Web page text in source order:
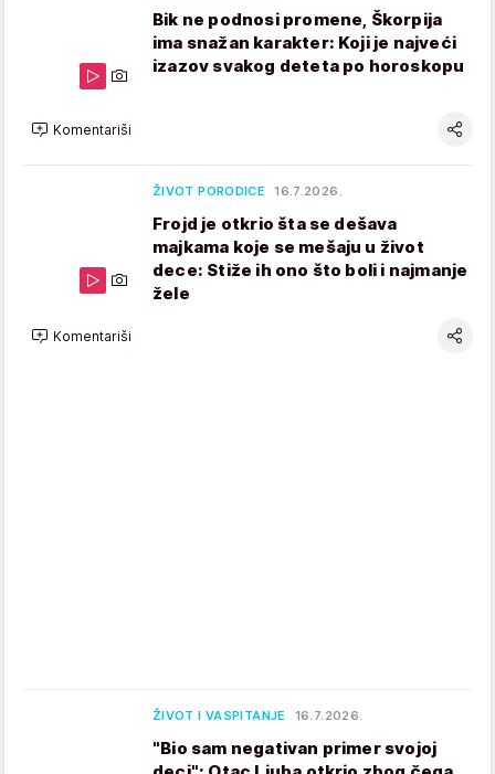
Bik ne podnosi promene, Škorpija
ima snažan karakter: Koji je najveći
izazov svakog deteta po horoskopu
Komentariši
ŽIVOT PORODICE 16.7.2026.
Frojd je otkrio šta se dešava
majkama koje se mešaju u život
dece: Stiže ih ono što boli i najmanje
žele
Komentariši
ŽIVOT I VASPITANJE 16.7.2026.
"Bio sam negativan primer svojoj